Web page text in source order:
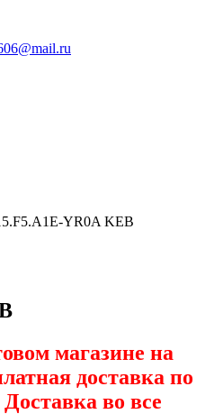
YR0A KEB
магазине на
доставка по
во все